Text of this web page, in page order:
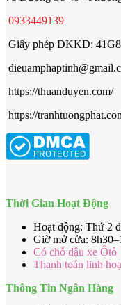
0933449139
Giấy phép ĐKKD:
https://thuanduyen.com/
https://
Thời Gian Hoạt Động
Hoạt động: Thứ 2
Giờ mở cửa:
Có chỗ đậu xe Ôtô
Thanh toán linh
Thông Tin Ngân Hàng